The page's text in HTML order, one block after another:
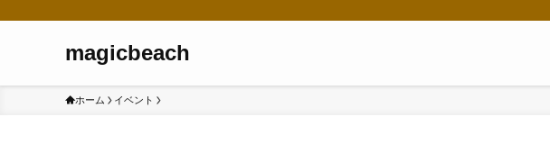
magicbeach
ホーム イベント